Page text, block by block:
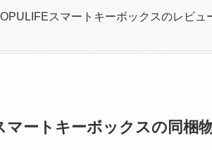
スマートキーボックスのレビュ
マートキーボックスの同梱